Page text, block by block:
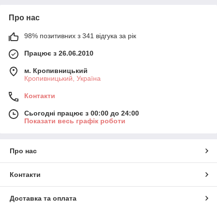
Про нас
98% позитивних з 341 відгука за рік
Працює з 26.06.2010
м. Кропивницький
Кропивницький, Україна
Контакти
Сьогодні працює з 00:00 до 24:00
Показати весь графік роботи
Про нас
Контакти
Доставка та оплата